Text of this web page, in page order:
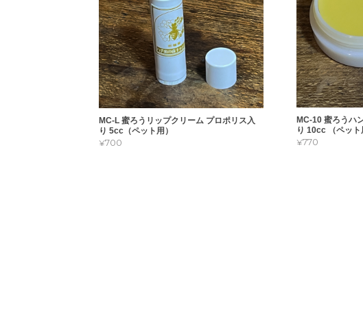
MC-60 蜜ろうハンドクリーム プロポリス入り 60cc （ペット用）
2025/11/17
MC-60 蜜ろうハンドクリーム プロポリス入り 60cc （ペット用）
2025/11/17
フタを開けると素敵な良
MC-L 蜜ろうリップクリーム プロポリス入
り 5cc（ペット用）
¥700
MC-10 蜜ろうハ
り 10cc （ペット
¥770